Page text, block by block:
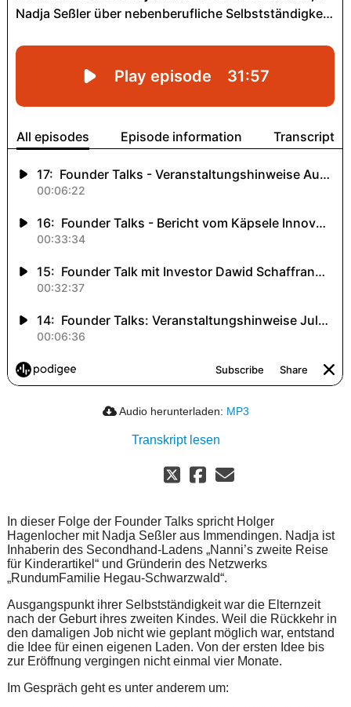
Audio herunterladen: MP3
Transkript lesen
In dieser Folge der Founder Talks spricht Holger
Hagenlocher mit Nadja Seßler aus Immendingen. Nadja ist
Inhaberin des Secondhand-Ladens „Nanni’s zweite Reise
für Kinderartikel“ und Gründerin des Netzwerks
„RundumFamilie Hegau-Schwarzwald“.
Ausgangspunkt ihrer Selbstständigkeit war die Elternzeit
nach der Geburt ihres zweiten Kindes. Weil die Rückkehr in
den damaligen Job nicht wie geplant möglich war, entstand
die Idee für einen eigenen Laden. Von der ersten Idee bis
zur Eröffnung vergingen nicht einmal vier Monate.
Im Gespräch geht es unter anderem um: